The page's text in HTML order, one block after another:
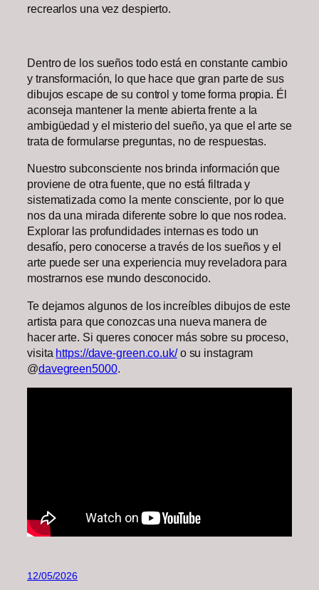
recrearlos una vez despierto.
Dentro de los sueños todo está en constante cambio
y transformación, lo que hace que gran parte de sus
dibujos escape de su control y tome forma propia. Él
aconseja mantener la mente abierta frente a la
ambigüedad y el misterio del sueño, ya que el arte se
trata de formularse preguntas, no de respuestas.
Nuestro subconsciente nos brinda información que
proviene de otra fuente, que no está filtrada y
sistematizada como la mente consciente, por lo que
nos da una mirada diferente sobre lo que nos rodea.
Explorar las profundidades internas es todo un
desafío, pero conocerse a través de los sueños y el
arte puede ser una experiencia muy reveladora para
mostrarnos ese mundo desconocido.
Te dejamos algunos de los increíbles dibujos de este
artista para que conozcas una nueva manera de
hacer arte. Si queres conocer más sobre su proceso,
visita https://dave-green.co.uk/o su instagram
@davegreen5000.
12/05/2026